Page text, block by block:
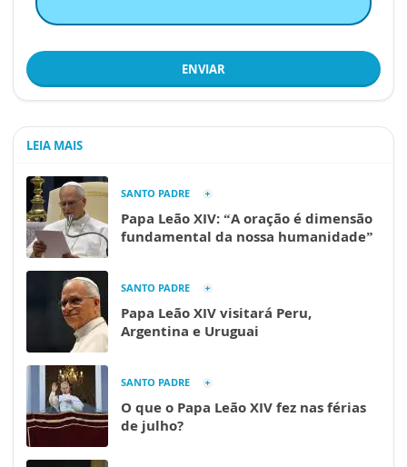
ENVIAR
LEIA MAIS
SANTO PADRE
Papa Leão XIV: “A oração é dimensão
fundamental da nossa humanidade”
SANTO PADRE
Papa Leão XIV visitará Peru,
Argentina e Uruguai
SANTO PADRE
O que o Papa Leão XIV fez nas férias
de julho?